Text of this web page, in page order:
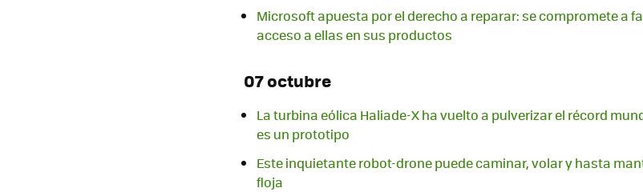
Microsoft apuesta por el derecho a reparar: se compromete a
acceso a ellas en sus productos
07 octubre
La turbina eólica Haliade-X ha vuelto a pulverizar el récord
es un prototipo
Este inquietante robot-drone puede caminar, volar y hasta
floja